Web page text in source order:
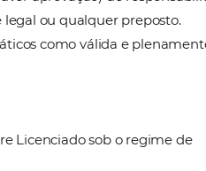
(i) Pela assinatura de
parte do quadro